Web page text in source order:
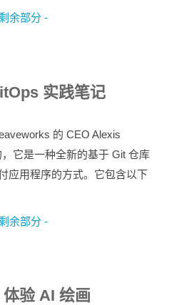
余部分 -
实践笔记
的 CEO Alexis
它是一种全新的基于 Git 仓库
应用程序的方式。它包含以下
余部分 -
验 AI 绘画